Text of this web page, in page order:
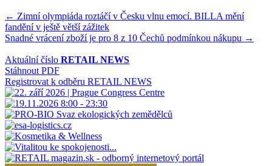
← Zimní olympiáda roztáčí v Česku vlnu emocí. BILLA mění
fandění v ještě větší zážitek
Snadné vrácení zboží je pro 8 z 10 Čechů podmínkou nákupu →
Aktuální číslo RETAIL NEWS
Stáhnout PDF
Registrovat k odběru RETAIL NEWS